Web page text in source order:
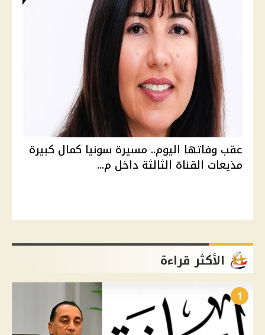
عقب وفاتها اليوم.. مسيرة سونيا كمال كبيرة
مذيعات القناة الثالثة داخل م...
الأكثر قراءة
1